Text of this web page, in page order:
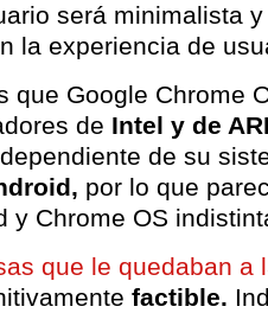
será minimalista
la experiencia de
que Google Chrome
de Intel y de
de su
por lo que
y Chrome OS
que le quedaban a
factible.